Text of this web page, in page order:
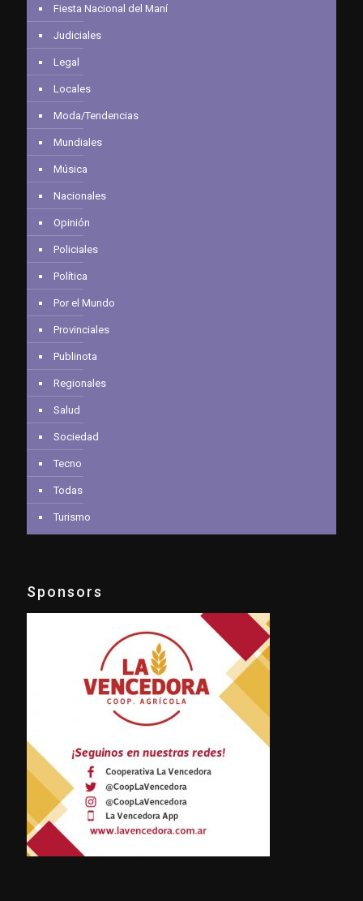
Fiesta Nacional del Maní
Judiciales
Legal
Locales
Moda/Tendencias
Mundiales
Música
Nacionales
Opinión
Policiales
Política
Por el Mundo
Provinciales
Publinota
Regionales
Salud
Sociedad
Tecno
Todas
Turismo
Sponsors